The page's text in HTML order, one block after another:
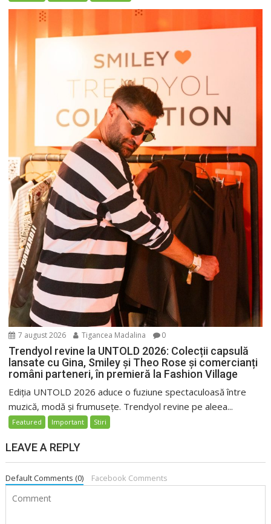
7 august 2026 Tigancea Madalina 0
Trendyol revine la UNTOLD 2026: Colecții capsulă
lansate cu Gina, Smiley și Theo Rose și comercianți
români parteneri, în premieră la Fashion Village
Ediția UNTOLD 2026 aduce o fuziune spectaculoasă între
muzică, modă și frumusețe. Trendyol revine pe aleea...
Featured Important Stiri
LEAVE A REPLY
Default Comments (0) Facebook Comments